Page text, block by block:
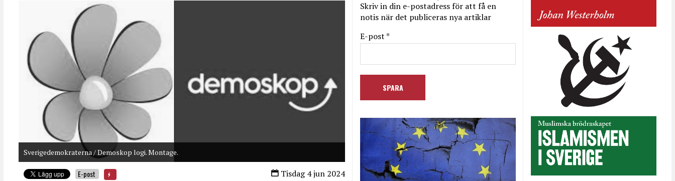
Sverigedemokraterna / Demoskop logi. Montage.
Tisdag 4 jun 2024
E-post
Skriv in din e-postadress för att få en
notis när det publiceras nya artiklar
E-post *